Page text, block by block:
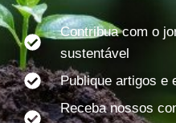
Contribua com o
sustentável
Publique artigos e
Receba nossos